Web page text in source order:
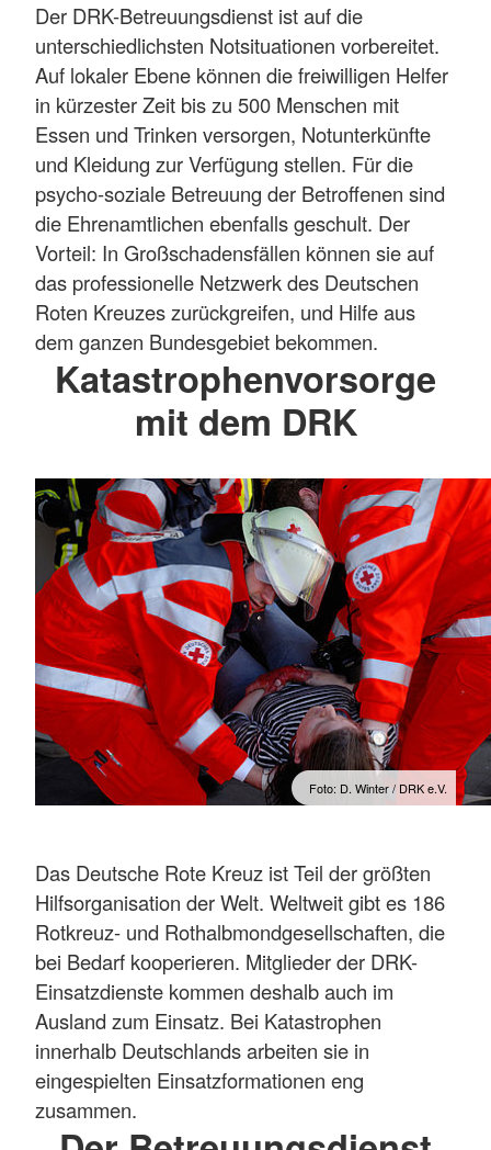
Der DRK-Betreuungsdienst ist auf die
unterschiedlichsten Notsituationen vorbereitet.
Auf lokaler Ebene können die freiwilligen Helfer
in kürzester Zeit bis zu 500 Menschen mit
Essen und Trinken versorgen, Notunterkünfte
und Kleidung zur Verfügung stellen. Für die
psycho-soziale Betreuung der Betroffenen sind
die Ehrenamtlichen ebenfalls geschult. Der
Vorteil: In Großschadensfällen können sie auf
das professionelle Netzwerk des Deutschen
Roten Kreuzes zurückgreifen, und Hilfe aus
dem ganzen Bundesgebiet bekommen.
Katastrophenvorsorge
mit dem DRK
Foto: D. Winter / DRK e.V.
Das Deutsche Rote Kreuz ist Teil der größten
Hilfsorganisation der Welt. Weltweit gibt es 186
Rotkreuz- und Rothalbmondgesellschaften, die
bei Bedarf kooperieren. Mitglieder der DRK-
Einsatzdienste kommen deshalb auch im
Ausland zum Einsatz. Bei Katastrophen
innerhalb Deutschlands arbeiten sie in
eingespielten Einsatzformationen eng
zusammen.